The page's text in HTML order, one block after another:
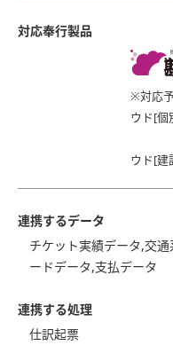
対応奉行製品
※対応
ウド[個
ウド[建
連携するデータ
チケット実績データ,交
ードデータ,支払データ
連携する処理
仕訳起票